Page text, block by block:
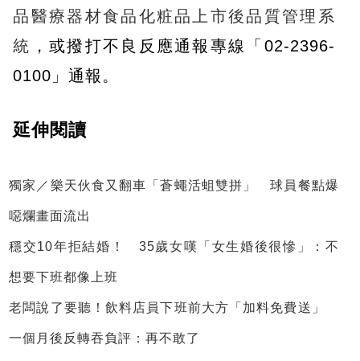
品醫療器材食品化粧品上市後品質管理系
統 ，或撥打不良反應通報專線「02-2396-
0100」通報。
延伸閱讀
獨家／樂天伙食又翻車「蒼蠅活蛆雙拼」 球員餐點爆
噁爛畫面流出
穩交10年拒結婚！ 35歲女嘆「女生婚後很慘」：不
想要下班都像上班
老闆說了要聽！飲料店員下班前大方「加料免費送」
一個月後反轉吞負評：再不敢了